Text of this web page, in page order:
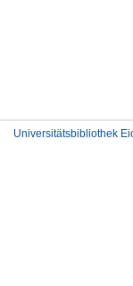
Universitätsbibliothek